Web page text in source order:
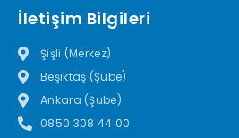
İletişim Bilgileri
Şişli (Merkez)
Beşiktaş (Şube)
Ankara (Şube)
0850 308 44 00